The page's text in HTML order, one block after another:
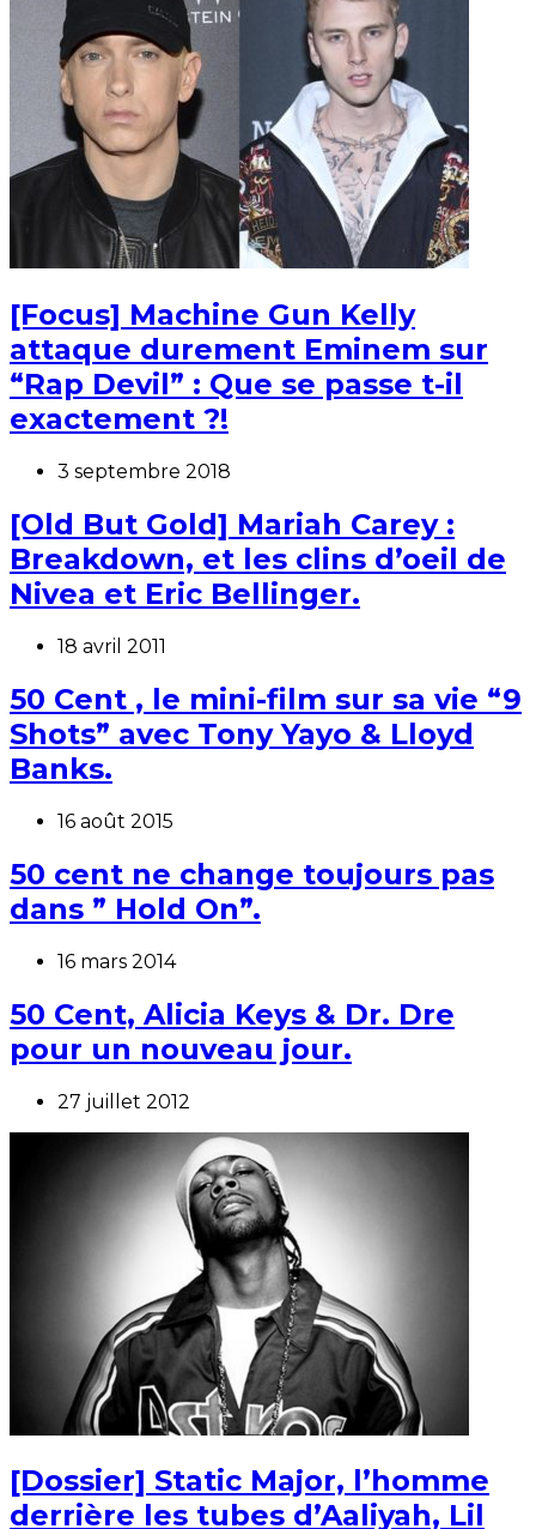
[Focus] Machine Gun Kelly
attaque durement Eminem sur
“Rap Devil” : Que se passe t-il
exactement ?!
3 septembre 2018
[Old But Gold] Mariah Carey :
Breakdown, et les clins d’oeil de
Nivea et Eric Bellinger.
18 avril 2011
50 Cent , le mini-film sur sa vie “9
Shots” avec Tony Yayo & Lloyd
Banks.
16 août 2015
50 cent ne change toujours pas
dans ” Hold On”.
16 mars 2014
50 Cent, Alicia Keys & Dr. Dre
pour un nouveau jour.
27 juillet 2012
[Dossier] Static Major, l’homme
derrière les tubes d’Aaliyah, Lil